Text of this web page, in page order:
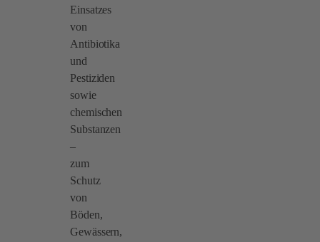
Einsatzes
von
Antibiotika
und
Pestiziden
sowie
chemischen
Substanzen
–
zum
Schutz
von
Böden,
Gewässern,